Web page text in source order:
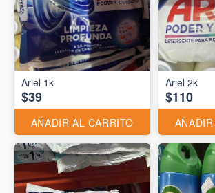
Ariel 1k
$39
AÑADIR AL CARRITO
Ariel 2k
$110